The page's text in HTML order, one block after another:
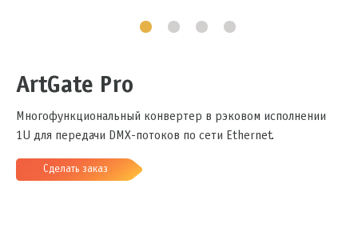
ArtGate Pro
Многофункциональный конвертер в рэковом исполнении
1U для передачи DMX-потоков по сети Ethernet.
Сделать заказ